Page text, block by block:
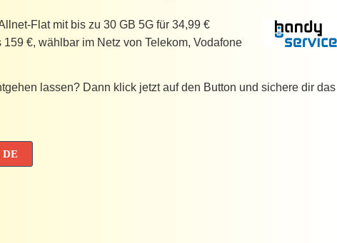
Flat mit bis zu 30 GB 5G für 34,99 €
€, wählbar im Netz von Telekom, Vodafone
lassen? Dann klick jetzt auf den Button und sichere dir das
DE